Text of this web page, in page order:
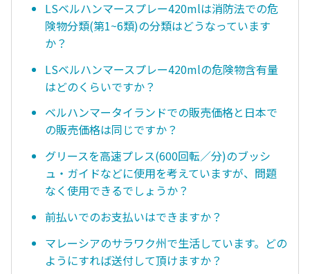
LSベルハンマースプレー420mlは消防法での危
険物分類(第1~6類)の分類はどうなっています
か？
LSベルハンマースプレー420mlの危険物含有量
はどのくらいですか？
ベルハンマータイランドでの販売価格と日本で
の販売価格は同じですか？
グリースを高速プレス(600回転／分)のブッシ
ュ・ガイドなどに使用を考えていますが、問題
なく使用できるでしょうか？
前払いでのお支払いはできますか？
マレーシアのサラワク州で生活しています。どの
ようにすれば送付して頂けますか？